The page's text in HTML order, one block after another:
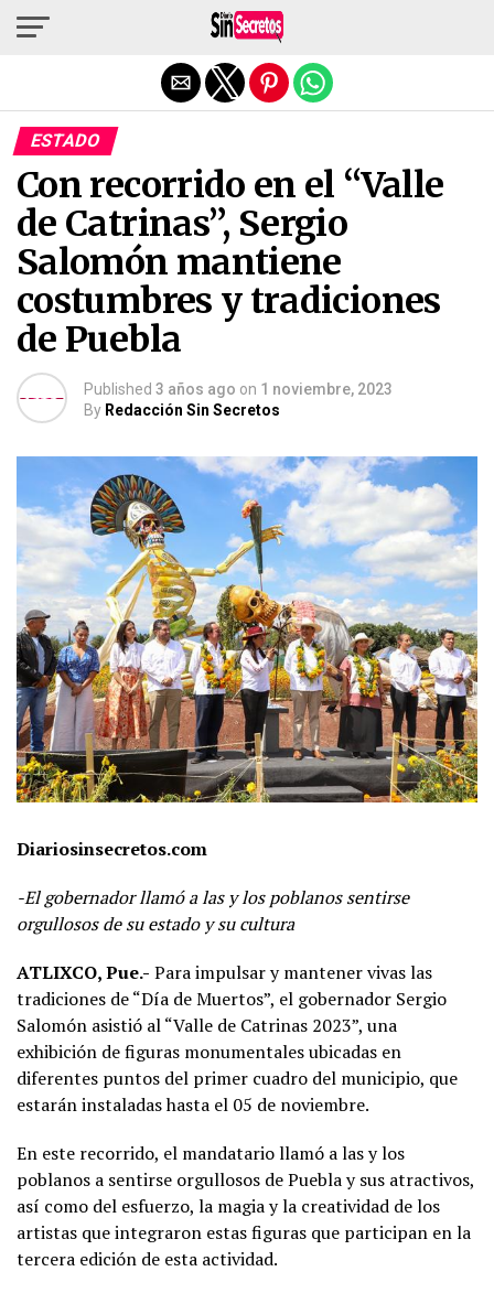
ESTADO
Con recorrido en el “Valle
de Catrinas”, Sergio
Salomón mantiene
costumbres y tradiciones
de Puebla
Published 3 años ago on 1 noviembre, 2023
By Redacción Sin Secretos
Diariosinsecretos.com
-El gobernador llamó a las y los poblanos sentirse
orgullosos de su estado y su cultura
ATLIXCO, Pue.- Para impulsar y mantener vivas las
tradiciones de “Día de Muertos”, el gobernador Sergio
Salomón asistió al “Valle de Catrinas 2023”, una
exhibición de figuras monumentales ubicadas en
diferentes puntos del primer cuadro del municipio, que
estarán instaladas hasta el 05 de noviembre.
En este recorrido, el mandatario llamó a las y los
poblanos a sentirse orgullosos de Puebla y sus atractivos,
así como del esfuerzo, la magia y la creatividad de los
artistas que integraron estas figuras que participan en la
tercera edición de esta actividad.
Salir de la versión móvil